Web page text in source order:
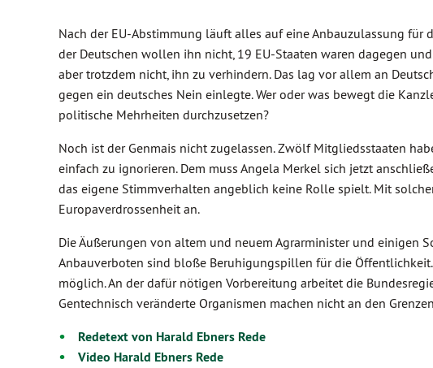
Nach der EU-Abstimmung läuft alles auf eine Anbauzulassung
der Deutschen wollen ihn nicht, 19 EU-Staaten waren dagegen
aber trotzdem nicht, ihn zu verhindern. Das lag vor allem an
gegen ein deutsches Nein einlegte. Wer oder was bewegt die
politische Mehrheiten durchzusetzen?
Noch ist der Genmais nicht zugelassen. Zwölf Mitgliedsstaaten
einfach zu ignorieren. Dem muss Angela Merkel sich jetzt
das eigene Stimmverhalten angeblich keine Rolle spielt. Mit
Europaverdrossenheit an.
Die Äußerungen von altem und neuem Agrarminister und einigen
Anbauverboten sind bloße Beruhigungspillen für die
möglich. An der dafür nötigen Vorbereitung arbeitet die
Gentechnisch veränderte Organismen machen nicht an den
Redetext von Harald Ebners Rede
Video Harald Ebners Rede